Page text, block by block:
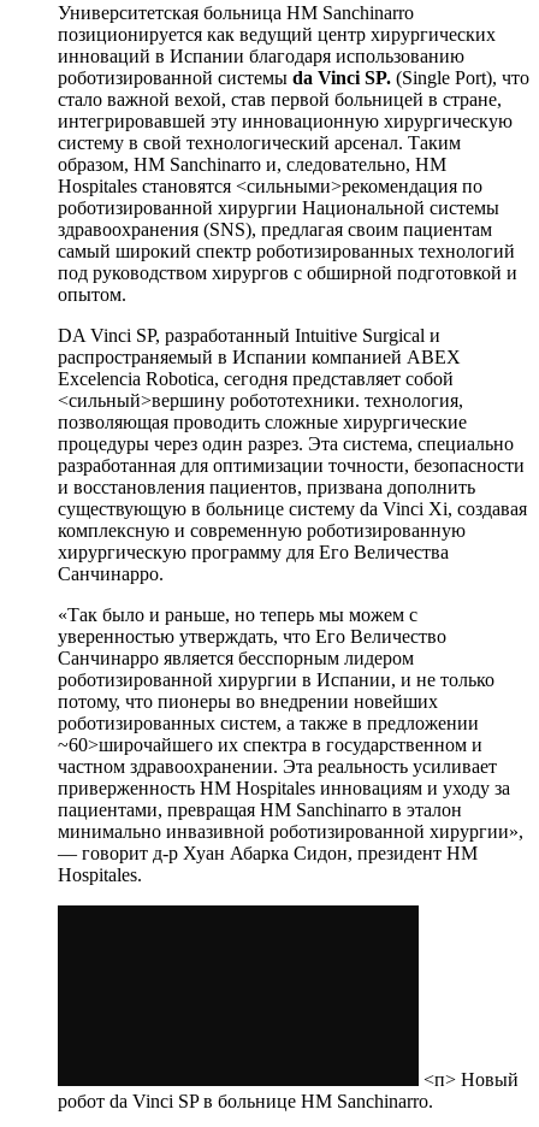
Университетская больница HM Sanchinarro
позиционируется как ведущий центр хирургических
инноваций в Испании благодаря использованию
роботизированной системы da Vinci SP. (Single Port), что
стало важной вехой, став первой больницей в стране,
интегрировавшей эту инновационную хирургическую
систему в свой технологический арсенал. Таким
образом, HM Sanchinarro и, следовательно, HM
Hospitales становятся <сильными>рекомендация по
роботизированной хирургии Национальной системы
здравоохранения (SNS), предлагая своим пациентам
самый широкий спектр роботизированных технологий
под руководством хирургов с обширной подготовкой и
опытом.
DA Vinci SP, разработанный Intuitive Surgical и
распространяемый в Испании компанией ABEX
Excelencia Robotica, сегодня представляет собой
<сильный>вершину робототехники. технология,
позволяющая проводить сложные хирургические
процедуры через один разрез. Эта система, специально
разработанная для оптимизации точности, безопасности
и восстановления пациентов, призвана дополнить
существующую в больнице систему da Vinci Xi, создавая
комплексную и современную роботизированную
хирургическую программу для Его Величества
Санчинарро.
«Так было и раньше, но теперь мы можем с
уверенностью утверждать, что Его Величество
Санчинарро является бесспорным лидером
роботизированной хирургии в Испании, и не только
потому, что пионеры во внедрении новейших
роботизированных систем, а также в предложении
~60>широчайшего их спектра в государственном и
частном здравоохранении. Эта реальность усиливает
приверженность HM Hospitales инновациям и уходу за
пациентами, превращая HM Sanchinarro в эталон
минимально инвазивной роботизированной хирургии»,
— говорит д-р Хуан Абарка Сидон, президент HM
Hospitales.
<п> Новый
робот da Vinci SP в больнице HM Sanchinarro.